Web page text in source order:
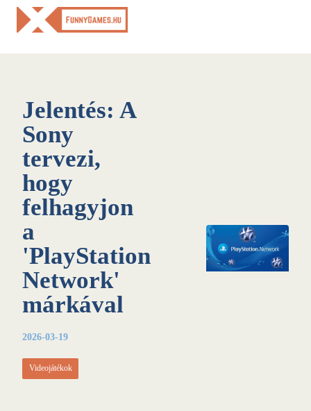
Skip
Jelentés: A
Sony
tervezi,
hogy
felhagyjon
a
'PlayStation
Network'
márkával
2026-03-19
Videojátékok